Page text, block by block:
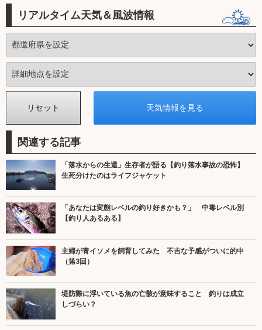
リアルタイム天気＆風波情報
関連する記事
「落水からの生還」生存者が語る【釣り落水事故の恐怖】
生死分けたのはライフジャケット
「あなたは変態レベルの釣り好きかも？」 中毒レベル別
【釣り人あるある】
主婦が青イソメを飼育してみた 不吉な予感がついに的中
（第3回）
堤防際に浮いている魚の亡骸が意味すること 釣りは成立
しづらい？